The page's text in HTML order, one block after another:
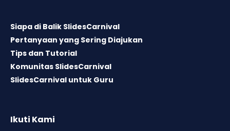
Siapa di Balik SlidesCarnival
Pertanyaan yang Sering Diajukan
Tips dan Tutorial
Komunitas SlidesCarnival
SlidesCarnival untuk Guru
Ikuti Kami